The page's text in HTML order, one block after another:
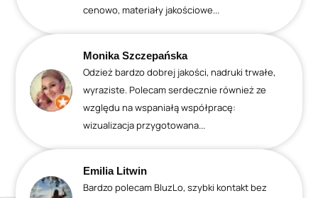
cenowo, materiały jakościowe...
Monika Szczepańska
Odzież bardzo dobrej jakości, nadruki trwałe,
wyraziste. Polecam serdecznie również ze
względu na wspaniałą współpracę:
wizualizacja przygotowana...
Emilia Litwin
Bardzo polecam BluzLo, szybki kontakt bez